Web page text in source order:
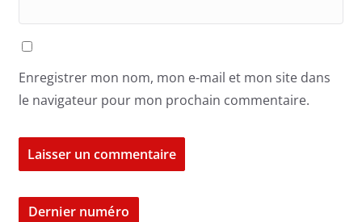
Enregistrer mon nom, mon e-mail et mon site dans
le navigateur pour mon prochain commentaire.
Dernier numéro